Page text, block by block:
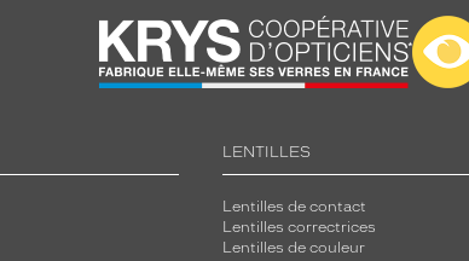
LENTILLES
Lentilles de contact
Lentilles correctrices
Lentilles de couleur